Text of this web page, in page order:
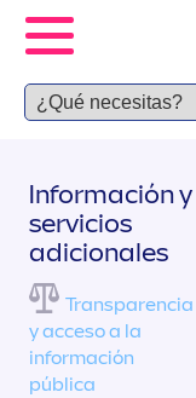
Información y
servicios
adicionales
Transparencia
y acceso a la
información
pública